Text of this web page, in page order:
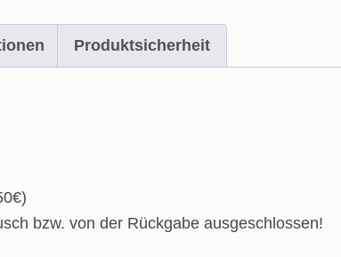
Produktsicherheit
bzw. von der Rückgabe ausgeschlossen!